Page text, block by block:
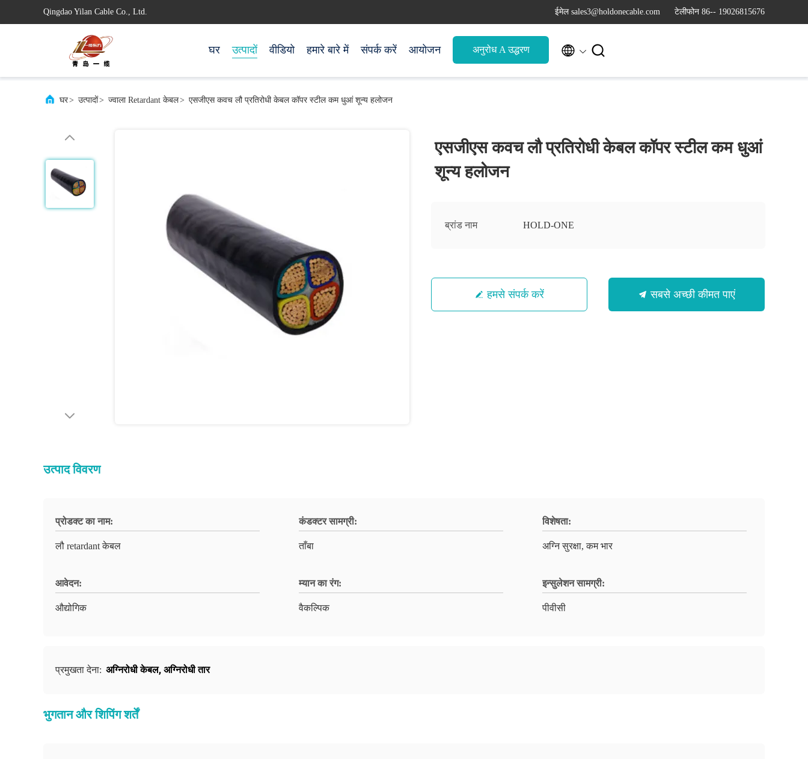
Qingdao Yilan Cable Co., Ltd. ईमेल sales3@holdonecable.com टेलीफोन 86-- 19026815676
घर उत्पादों वीडियो हमारे बारे में संपर्क करें आयोजन अनुरोध A उद्धरण  
घर> उत्पादों> ज्वाला Retardant केबल> एसजीएस कवच लौ प्रतिरोधी केबल कॉपर स्टील कम धुआं शून्य हलोजन
एसजीएस कवच लौ प्रतिरोधी केबल कॉपर स्टील कम धुआं
शून्य हलोजन
ब्रांड नाम HOLD-ONE
हमसे संपर्क करें सबसे अच्छी कीमत पाएं
उत्पाद विवरण
प्रोडक्ट का नाम:
लौ retardant केबल
कंडक्टर सामग्री:
ताँबा
विशेषता:
अग्नि सुरक्षा, कम भार
आवेदन:
औद्योगिक
म्यान का रंग:
वैकल्पिक
इन्सुलेशन सामग्री:
पीवीसी
प्रमुखता देना: अग्निरोधी केबल, अग्निरोधी तार
भुगतान और शिपिंग शर्तें